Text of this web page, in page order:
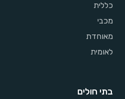
כללית
מכבי
מאוחדת
לאומית
בתי חולים